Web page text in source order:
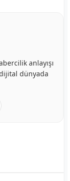
anlayışı
dünyada